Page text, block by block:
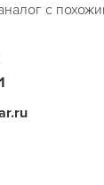
с